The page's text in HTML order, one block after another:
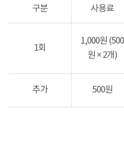
구분 사용료
1회
1,000원 (500
원 × 2개)
추가 500원